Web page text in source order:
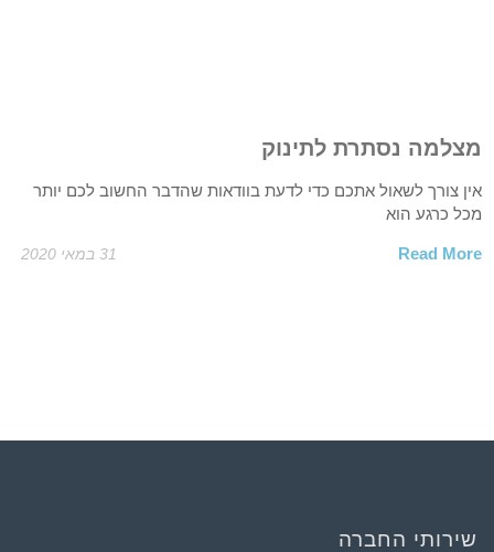
מצלמה נסתרת לתינוק
אין צורך לשאול אתכם כדי לדעת בוודאות שהדבר החשוב לכם יותר
מכל כרגע הוא
Read More 31 במאי 2020
שירותי החברה